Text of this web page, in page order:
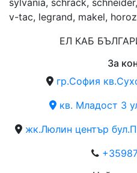
sylvania, schrack,
v-tac, legrand, makel,
ЕЛ КАБ
За
гр.София
кв. Младост 3
жк.Люлин център